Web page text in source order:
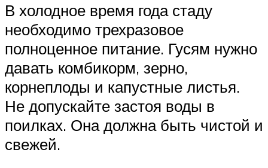
В холодное время года стаду
необходимо трехразовое
полноценное питание. Гусям нужно
давать комбикорм, зерно,
корнеплоды и капустные листья.
Не допускайте застоя воды в
поилках. Она должна быть чистой и
свежей.